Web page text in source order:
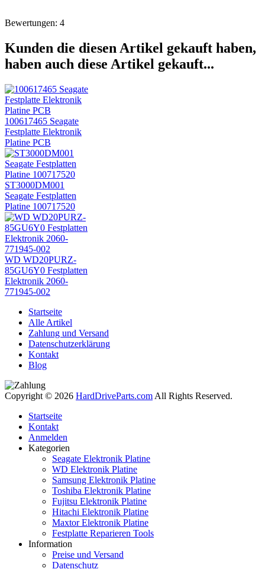
Bewertungen: 4
Kunden die diesen Artikel gekauft haben,
haben auch diese Artikel gekauft...
100617465 Seagate
Festplatte Elektronik
Platine PCB
ST3000DM001
Seagate Festplatten
Platine 100717520
WD WD20PURZ-
85GU6Y0 Festplatten
Elektronik 2060-
771945-002
Startseite
Alle Artikel
Zahlung und Versand
Datenschutzerklärung
Kontakt
Blog
Copyright © 2026 HardDriveParts.com All Rights Reserved.
Startseite
Kontakt
Anmelden
Kategorien
Seagate Elektronik Platine
WD Elektronik Platine
Samsung Elektronik Platine
Toshiba Elektronik Platine
Fujitsu Elektronik Platine
Hitachi Elektronik Platine
Maxtor Elektronik Platine
Festplatte Reparieren Tools
Information
Preise und Versand
Datenschutz